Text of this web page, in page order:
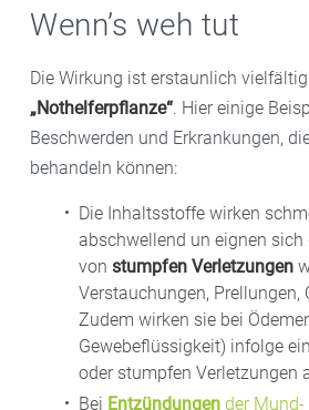
Wenn’s weh tut
Die Wirkung ist erstaunlich
„Nothelferpflanze“. Hier einige
Beschwerden und Erkrankungen,
behandeln können:
Die Inhaltsstoffe wirken
abschwellend un eignen
von stumpfen Verletzungen
Verstauchungen, Prellungen,
Zudem wirken sie bei
Gewebeflüssigkeit) infolge
oder stumpfen Verletzungen
Bei Entzündungen der Mund-